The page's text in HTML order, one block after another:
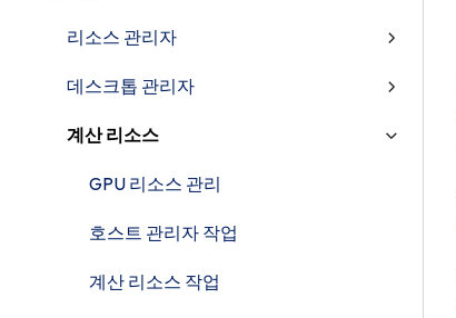
리소스 관리자
데스크톱 관리자
계산 리소스
GPU 리소스 관리
호스트 관리자 작업
계산 리소스 작업